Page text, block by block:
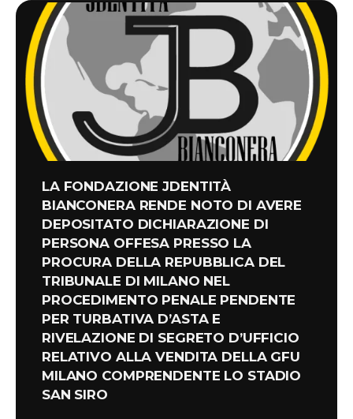
LA FONDAZIONE JDENTITÀ
BIANCONERA RENDE NOTO DI AVERE
DEPOSITATO DICHIARAZIONE DI
PERSONA OFFESA PRESSO LA
PROCURA DELLA REPUBBLICA DEL
TRIBUNALE DI MILANO NEL
PROCEDIMENTO PENALE PENDENTE
PER TURBATIVA D’ASTA E
RIVELAZIONE DI SEGRETO D’UFFICIO
RELATIVO ALLA VENDITA DELLA GFU
MILANO COMPRENDENTE LO STADIO
SAN SIRO